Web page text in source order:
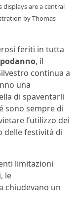
are a central
by Thomas
feriti in tutta
, il
continua a
una
di spaventarli
sono sempre di
l’utilizzo dei
delle festività di
limitazioni
, le
chiudevano un